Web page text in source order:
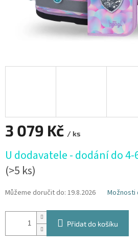
3 079 Kč / ks
cena:
U dodavatele - dodání do
(>5 ks)
Můžeme doručit do: 19.8.2026 Možnosti
Přidat do košíku